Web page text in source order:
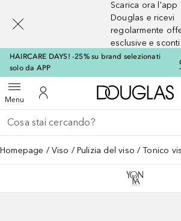
Scarica ora l'app
Douglas e ricevi
regolarmente
esclusive e sconti
HAIRCARE DAYS! -25% su brand selezionati
solo da APP
MenuApri menuAl Mio Account
A
Torna indietro
Esegui ricerca
Homepage Viso Pulizia del viso Tonico
[navigation.slideout.screenreader]